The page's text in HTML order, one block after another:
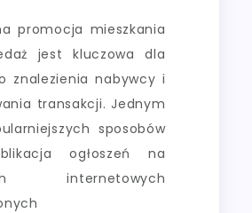
promocja mieszkania
jest kluczowa dla
znalezienia nabywcy i
transakcji. Jednym
sposobów
ogłoszeń na
internetowych